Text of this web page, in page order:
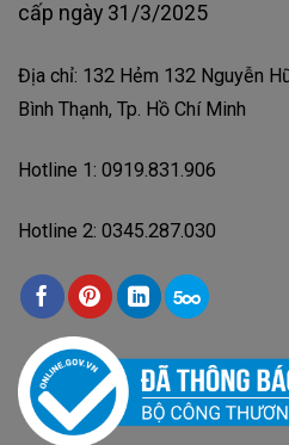
cấp ngày 31/3/2025
Địa chỉ: 132 Hẻm 132 Nguyễn
Bình Thạnh, Tp. Hồ Chí Minh
Hotline 1: 0919.831.906
Hotline 2: 0345.287.030